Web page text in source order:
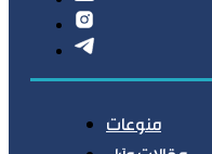
منوعات